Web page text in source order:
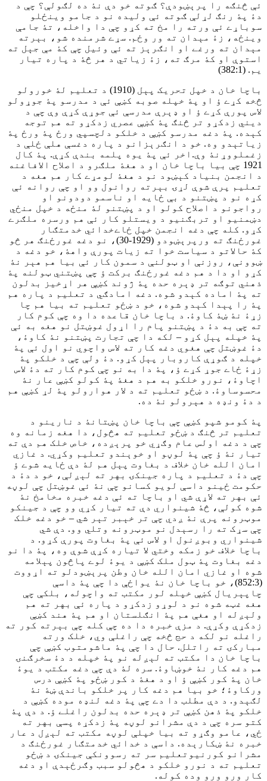
ئې څنګه را پرېښودې؟ ګوته خو دې نۀ ده لګولې؟ چې د
دۀ پۀ رنګ لړلې ګوته ئې وليده نو د جامو وينځلو
سوباړے ئې ورته را مخ ته کړو چې دا واخله، تۀ جامې
وينځه، زۀ مېدان ته ور وځم. سړے شرمنده شو، بېرته
مېدان ته ورغے او انګرېز ته ئې وئيل چې کۀ مې جېل ته
استوې او کۀ مرګ ته، زۀ زياتي د هر څۀ د پاره تيار
يم. (382:1)
باچا خان د خپل تحريک پېل (1910) د تعليم لۀ خورولو
څخه کړے ؤ او پۀ خپله صوبه کښې ئې د مدرسو پۀ جوړولو
لاس پورې کړے ؤ او ډېرې مدرسې ئې جوړې کړې وې چې د
ديني زدکړو تر څنګ پۀ کښې عصري زدکړو ته هم توجه
کېده. پۀ دغه مدرسو کښې د خلکو دلچسپي ورځ پۀ ورځ پۀ
زياتېدو وه. خو د انګرېزانو د پاره دغسې هلې ځلې د
زغملووړنۀ وې.اخر ئې پۀ يوه پلمه بندې کړې. پۀ کال
1921 چې بيا باچا خان او د هغۀ ملګرو د اصلاح الافاغنه
د انجمن بنياد کېښود نو د هغۀ لومړے کار هم هغه د
تعليم پرې شوې لړۍ بېرته روانول وو او چې روانه ئې
کړه نو د پښتنو د بې ځايه او ناسمو دودونو او
رواجونو د اصلاح کولو او د پښتنو لۀ منځه د خپل منځي
دښمنيو او تربګنيو د ويستلو کار ئې هم ورسره ملګرے
کړو. کله چې دغه انجمن خپل ځاےخدائي خدمتګار
غورځنګ ته ورپرېښودو (1929-30)، نو دغه غورځنګ هر څو
کۀ حالاتو د سياست خوا ته زيات پورې واهۀ، خو دغه د
ښوونې، روزنې او ټولنې د سمون کار ئې بيا هم هېر نۀ
کړو او دا د هم دغه غورځنګ برکت ؤ چې پښتني ټولنه پۀ
ذهني توګه تر ډېره حده پۀ ژوند کښې هر اړخيز بدلون
ته پۀ اماده کېدو شوه. دغه امادګي د تعليم د پاره هم
پۀ را پېدا کېدو شوه، خو د ښځو تعليم ته بيا هم چا
زړۀ نۀ ښۀ کاوۀ. د باچا خان قاعده دا وه چې کوم کار
ته چې به دۀ د پښتنو پام را اړول غوښتل نو هغه به ئې
پۀ خپله پېل کړو – لکه دا چې تجارت پښتنو نۀ کاوۀ،
دۀ غوښتل چې هغوي دغه کار ته لاس واچوي نو اول ئې پۀ
خپله د ګوړې کاروبار پېل کړو. دۀ ولې چې د خلکو پۀ
زړۀ ځاے جوړ کړے ؤ، پۀ دا به نو چې کوم کار ته دۀ لاس
اچاوۀ، نورو خلکو به هم د هغۀ پۀ کولو کښې عار نۀ
محسوساوۀ. د ښځو تعليم ته د لار هوارولو پۀ لړ کښې هم
د دۀ ونډه د هېرولو نۀ ده.
پۀ کومو شپو کښې چې باچا خان پښتانۀ د نارينو د
تعليم تر څنګ د ښځو تعليم ته هڅول، دا هغه زمانه وه
چې د دغه اولس عام وګړي خو پرېږده، خاص خلک هم دې ته
تيار نۀ ؤ چې پۀ لوڼو او خوېندو تعليم وکړي. د غازي
امان الله خان خلاف د بغاوت پېل هم لۀ دې ځايه شوے ؤ
چې دۀ د تعليم د پاره جينکۍ بهر ته لېږلې، خو د دۀ د
حکومت ځينو داسې لويو کسانو چې نۀ ئې غوښتل چې لوڼه
ئې بهر ته لاړې شي او باچا ته ئې دغه خبره مخامخ نۀ
شوه کولې، څۀ شينواري دې ته تيار کړي وو چې د جينکو
موټرونه پرې نۀ ږدي چې تر خېبر تېر شي – خو دغه خلک
چې سړک ته را رسېدل نو موټرونه وتلي وو. دې شي
شينواري وبوږنول او لاس ئې پۀ بغاوت پورې کړو. د
باچا خلاف خو زمکه وختي لا تياره کړې شوې وه، پۀ دا نو
دغه بغاوت پۀ ټول ملک کښې د يوۀ لوے پاڅون پېلامه
شوه او غازي امان الله خان وطن پرېښودلو ته اړووت
(852:3)، خو باچا خان نۀ يواځې دا چې پۀ داسې
چاپېريال کښې خپله لور مکتب ته واچوله، بلکې چې
هغه غټه شوه نو د لوړو زدکړو د پاره ئې بهر ته هم
ولېږله او هغې هم پۀ انګلستان او هم پۀ هند کښې
زدکړې وکړې. د مزې خبره دا ده چې کله چې بېرته کور ته
راغله نو لکه د حج څخه چې راغلې وي، خلک ورته
مبارکۍ ته راتلل. حال دا چې پۀ ماشومتوب کښې چې
باچا خان دا مکتب ته لېږله نو پۀ خپله د دۀ سخرګنۍ
هم دغه کار نۀ خوښاوۀ. سره لۀ دې چې دغه مکتب د يوۀ
خان پۀ کور کښې ؤ او د هغۀ د کور ښځو پۀ کښې درس
ورکاوۀ؛ خو بيا هم دغه کار پر خلکو باندې ښۀ نۀ
لګېدو. د دې مطلب دا دے چې پۀ دغه لنډه موده کښې د
خلکو پۀ ذهن کښې تر ډېره حده بدلون راغلے ؤ. د دې پۀ
کتو سره چې د دې مشرانو لوڼه پۀ زدکړه پسې بهر ته
ځي، عامو وګړو ته بيا خپلې لوڼه مکتب ته لېږل د عار
خبره نۀ ښکارېده. داسې د خدائي خدمتګار غورځنګ د
مشرانو کورنيوتعليم سر ته رسوونکې جينکۍ د ښځو
تعليم ته د نورو خلکو د هڅولو سبب وګرځېدې او دغه
کار ورو ورو وده کوله.